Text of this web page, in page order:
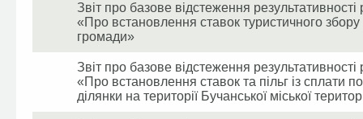
Звіт про базове відстеження
«Про встановлення ставок туристичного збору
громади»
Звіт про базове відстеження
«Про встановлення ставок та пільг із сплати
ділянки на території Бучанської міської